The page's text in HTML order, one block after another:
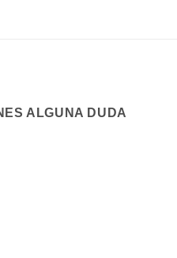
ALGUNA DUDA